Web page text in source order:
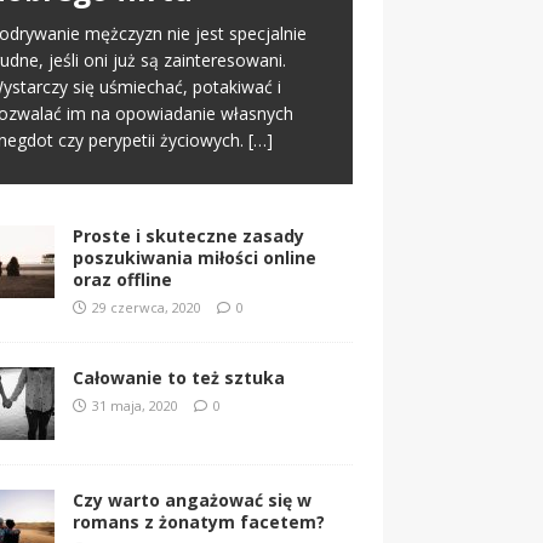
mężczyzn nie jest specjalnie
jeśli oni już są zainteresowani.
się uśmiechać, potakiwać i
im na opowiadanie własnych
czy perypetii życiowych. […]
online. To normalny schemat we
świecie. Na tym etapie
się pierwsze pierwsze[…]
miłości nic nie jest proste i między
dlatego jest ona tak wspaniała. Nie
to jednak, że samo zabieranie się
miłość musi[…]
Proste i skuteczne zasady
poszukiwania miłości online
oraz offline
29 czerwca, 2020 0
Całowanie to też sztuka
31 maja, 2020 0
Czy warto angażować się w
romans z żonatym facetem?